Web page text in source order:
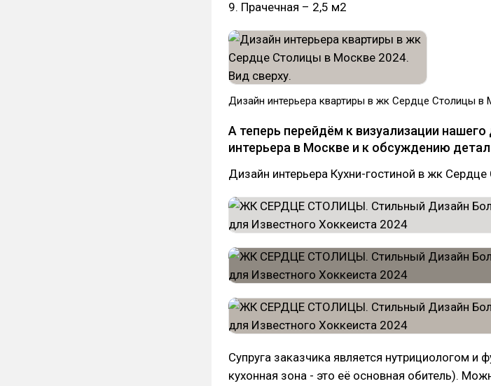
9. Прачечная – 2,5 м2
Дизайн интерьера квартиры в жк Сердце Столицы в
А теперь перейдём к визуализации нашего
интерьера в Москве и к обсуждению
Дизайн интерьера Кухни-гостиной в жк
Супруга заказчика является нутрициологом и
кухонная зона - это её основная обитель).